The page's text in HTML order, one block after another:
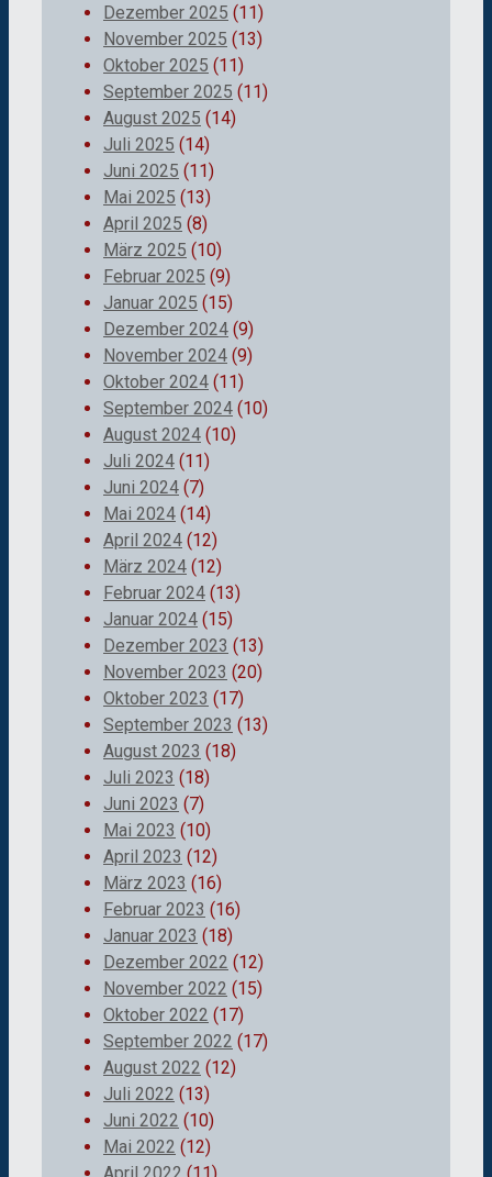
Dezember 2025 (11)
November 2025 (13)
Oktober 2025 (11)
September 2025 (11)
August 2025 (14)
Juli 2025 (14)
Juni 2025 (11)
Mai 2025 (13)
April 2025 (8)
März 2025 (10)
Februar 2025 (9)
Januar 2025 (15)
Dezember 2024 (9)
November 2024 (9)
Oktober 2024 (11)
September 2024 (10)
August 2024 (10)
Juli 2024 (11)
Juni 2024 (7)
Mai 2024 (14)
April 2024 (12)
März 2024 (12)
Februar 2024 (13)
Januar 2024 (15)
Dezember 2023 (13)
November 2023 (20)
Oktober 2023 (17)
September 2023 (13)
August 2023 (18)
Juli 2023 (18)
Juni 2023 (7)
Mai 2023 (10)
April 2023 (12)
März 2023 (16)
Februar 2023 (16)
Januar 2023 (18)
Dezember 2022 (12)
November 2022 (15)
Oktober 2022 (17)
September 2022 (17)
August 2022 (12)
Juli 2022 (13)
Juni 2022 (10)
Mai 2022 (12)
April 2022 (11)